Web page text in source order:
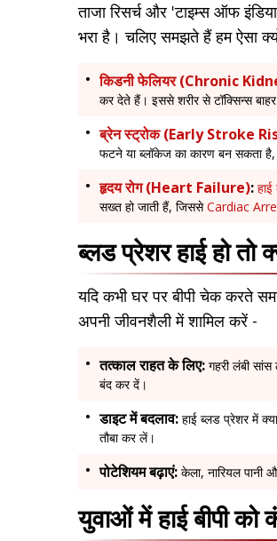
ताजा रिसर्च और 'टाइम्स ऑफ
भरा है। चलिए समझते हैं हम ऐसा
किडनी फेलियर (Chronic
कर देते हैं। इससे शरीर से टॉक्सिन्स
ब्रेन स्ट्रोक (Early Stroke
फटने या ब्लॉकेज का कारण बन सकता
हृदय रोग (Heart Failure): हाई
सख्त हो जाती हैं, जिससेCardiac
ब्लड प्रेशर हाई हो तो
यदि कभी घर पर बीपी चेक करते
अपनी जीवनशैली में शामिल करें -
तत्काल राहत के लिए: गहरी लंबी
बंद कर दें।
डाइट में बदलाव: हाई ब्लड प्रेशर में
तौबा कर लें।
पोटेशियम बढ़ाएं: केला, नारियल पानी
युवाओं में हाई बीपी